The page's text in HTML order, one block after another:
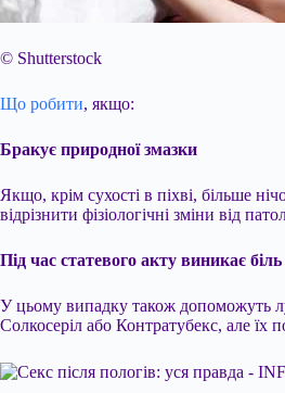
© Shutterstock
Що робити, якщо:
Бракує природної змазки
Якщо, крім сухості в піхві, більше
відрізнити фізіологічні зміни від
Під час статевого акту виникає біль
У цьому випадку також допоможуть
Солкосеріл або Контратубекс, але їх